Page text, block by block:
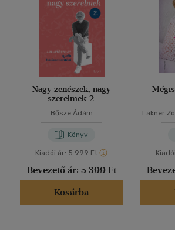
Nagy zenészek, nagy
szerelmek 2.
Bősze Ádám
Könyv
Kiadói ár: 5 999 Ft
Bevezető ár: 5 399 Ft
Kosárba
Lakner